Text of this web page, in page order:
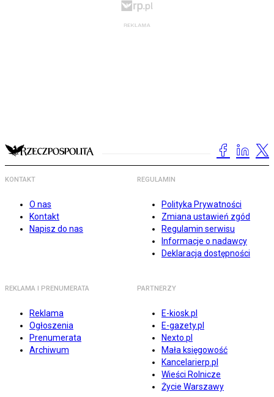
KONTAKT
O nas
Kontakt
Napisz do nas
REGULAMIN
Polityka Prywatności
Zmiana ustawień zgód
Regulamin serwisu
Informacje o nadawcy
Deklaracja dostępności
REKLAMA I PRENUMERATA
Reklama
Ogłoszenia
Prenumerata
Archiwum
PARTNERZY
E-kiosk.pl
E-gazety.pl
Nexto.pl
Mała księgowość
Kancelarierp.pl
Wieści Rolnicze
Życie Warszawy